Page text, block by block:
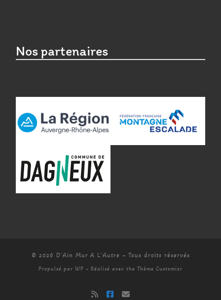
Nos partenaires
© 2026 D'Ain Mur A L'Autre – Tous droits réservés
Propulsé par WP – Réalisé avec the Thème Customizr